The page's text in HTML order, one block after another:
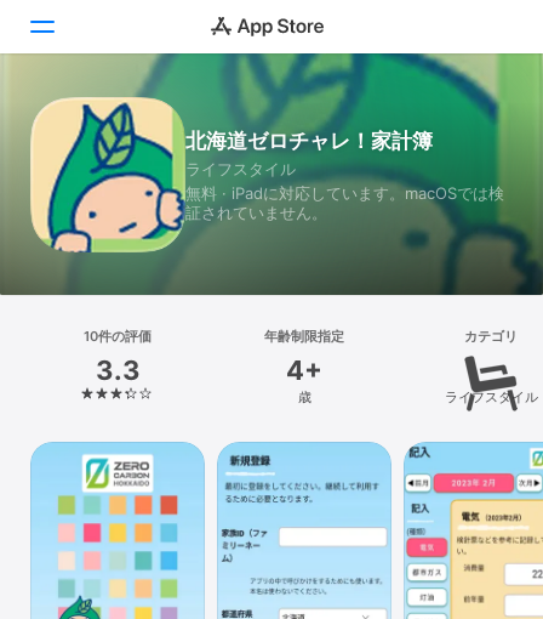
Today
ゲーム
アプリ
検索
プラットフォーム
iPhone
iPad
Vision
Watch
TV
北海道ゼロチャレ！家計簿
ライフスタイル
無料 · iPadに対応しています。macOSでは検
証されていません。
10件の評価
3.3
年齢制限指定
4+
歳
カテゴリ
ライフスタイル